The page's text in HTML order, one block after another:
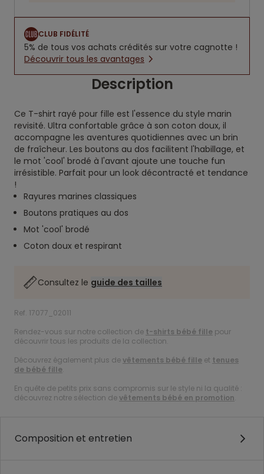
CLUB FIDÉLITÉ
5% de tous vos achats crédités sur votre cagnotte !
Découvrir tous les avantages
Description
Ce T-shirt rayé pour fille est l'essence du style marin
revisité. Ultra confortable grâce à son coton doux, il
accompagne les aventures quotidiennes avec un brin
de fraîcheur. Les boutons au dos facilitent l'habillage, et
le mot 'cool' brodé à l'avant ajoute une touche fun
irrésistible. Parfait pour un look décontracté et tendance
!
Rayures marines classiques
Boutons pratiques au dos
Mot 'cool' brodé
Coton doux et respirant
Consultez le guide des tailles
Ref. 17077_02011
Rendez-vous sur notre collection de t-shirts bébé fille pour
découvrir tous les produits de la collection.
Découvrez également plus devêtements bébé fille et tenues
de bébé fille.
En quête de petits prix sans compromis sur le style ni la qualité :
découvrez notre sélection devêtements bébé en promotion.
Composition et entretien